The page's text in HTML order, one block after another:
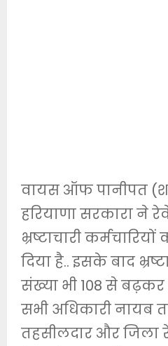
वायस ऑफ पानीपत
हरियाणा सरकारा ने
भ्रष्टाचारी
दिया है.. इसके बाद
संख्या भी 108 से बढ़कर
सभी अधिकारी नायब
तहसीलदार और